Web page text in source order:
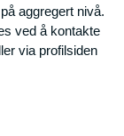
aggregert nivå.
ved å kontakte
via profilsiden